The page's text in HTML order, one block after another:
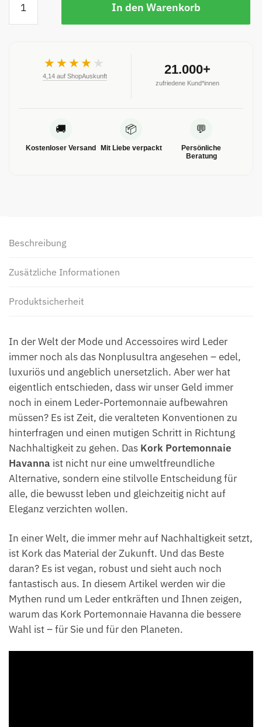
In den Warenkorb
★★★★ ★
4,14 auf ShopAuskunft 21.000+
zufriedene Kund*innen
🚚
Kostenloser Versand
📦
Mit Liebe verpackt
💬
Persönliche
Beratung
Beschreibung
Zusätzliche Informationen
Produktsicherheit
In der Welt der Mode und Accessoires wird Leder
immer noch als das Nonplusultra angesehen – edel,
luxuriös und angeblich unersetzlich. Aber wer hat
eigentlich entschieden, dass wir unser Geld immer
noch in einem Leder-Portemonnaie aufbewahren
müssen? Es ist Zeit, die veralteten Konventionen zu
hinterfragen und einen mutigen Schritt in Richtung
Nachhaltigkeit zu gehen. Das Kork Portemonnaie
Havanna ist nicht nur eine umweltfreundliche
Alternative, sondern eine stilvolle Entscheidung für
alle, die bewusst leben und gleichzeitig nicht auf
Eleganz verzichten wollen.
In einer Welt, die immer mehr auf Nachhaltigkeit setzt,
ist Kork das Material der Zukunft. Und das Beste
daran? Es ist vegan, robust und sieht auch noch
fantastisch aus. In diesem Artikel werden wir die
Mythen rund um Leder entkräften und Ihnen zeigen,
warum das Kork Portemonnaie Havanna die bessere
Wahl ist – für Sie und für den Planeten.